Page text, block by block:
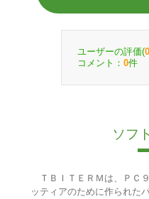
ユーザーの評価(0
コメント： 0件
ソフ
ＴＢＩＴＥＲＭは、ＰＣ
ッティアのために作られた